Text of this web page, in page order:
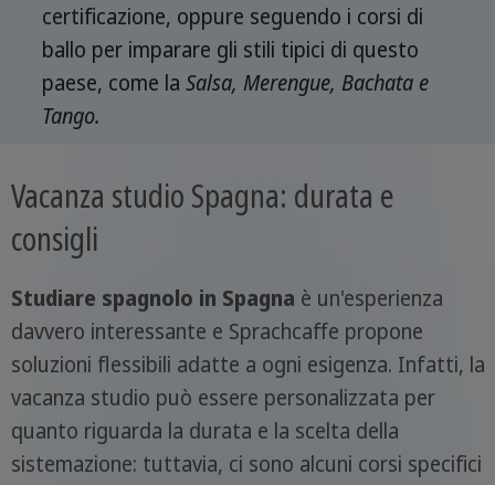
certificazione, oppure seguendo i corsi di
ballo per imparare gli stili tipici di questo
paese, come la Salsa, Merengue, Bachata e
Tango.
Vacanza studio Spagna: durata e
consigli
Studiare spagnolo in Spagna è un'esperienza
davvero interessante e Sprachcaffe propone
soluzioni flessibili adatte a ogni esigenza. Infatti, la
vacanza studio può essere personalizzata per
quanto riguarda la durata e la scelta della
sistemazione: tuttavia, ci sono alcuni corsi specifici